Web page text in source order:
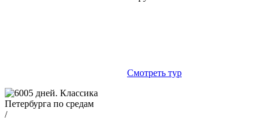
Cмотреть тур
/